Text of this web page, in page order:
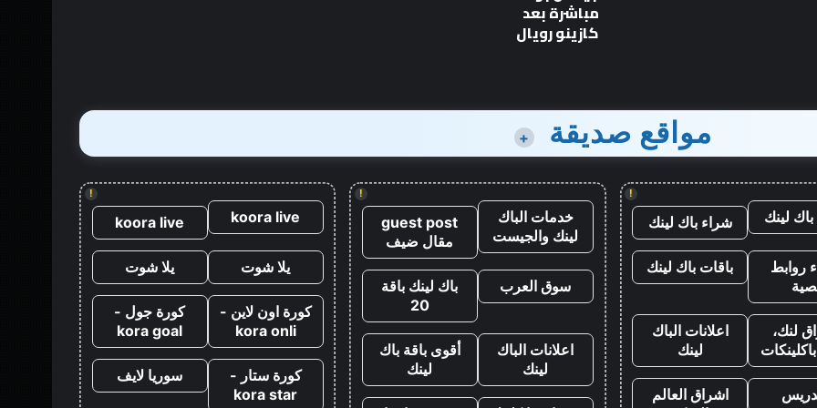
الأسبوعمباشرة بعد
كازينو رويال
مواقع صديقة +
!
لينك شراء باك لينك
روابط
باقات باك لينك
لنك،
اعلانات الباك
لينك
اشراق العالم
!
خدمات الباك
لينك والجيست
guest post
مقال ضيف
سوق العرب
باك لينك باقة
20
اعلانات الباك
لينك
أقوى باقة باك
لينك
!
koora live
koora live
يلا شوت يلا شوت
كورة اون لاين -
kora onli
كورة جول -
kora goal
كورة ستار -
kora star
سوريا لايف